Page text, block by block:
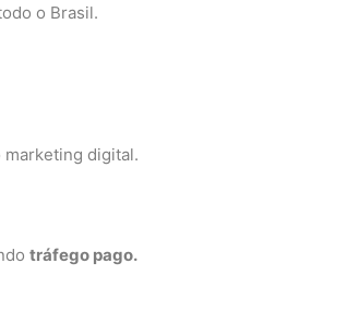
o Brasil.
marketing digital.
tráfego pago.